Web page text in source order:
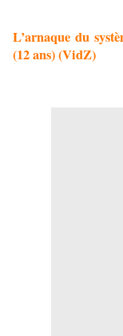
L’arnaque du
(12 ans) (VidZ)